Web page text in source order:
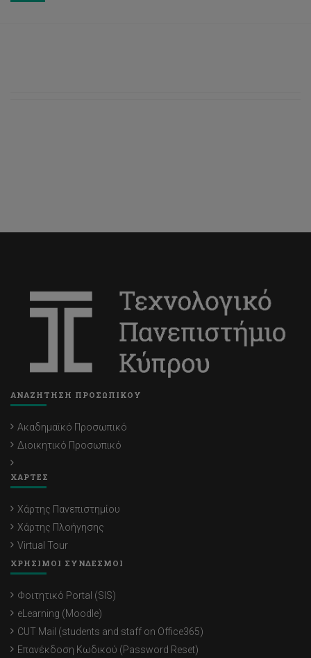
ΑΝΑΖΗΤΗΣΗ ΠΡΟΣΩΠΙΚΟΥ
Ακαδημαϊκό Προσωπικό
Διοικητικό Προσωπικό
ΧΑΡΤΕΣ
Χάρτης Πανεπιστημίου
Χάρτης Πλοήγησης
Virtual Tour
ΧΡΗΣΙΜΟΙ ΣΥΝΔΕΣΜΟΙ
Φοιτητικό Portal (SIS)
eLearning (Moodle)
CUT Mail (students and staff on Office365)
Επανέκδοση Κωδικού (Password Reset)